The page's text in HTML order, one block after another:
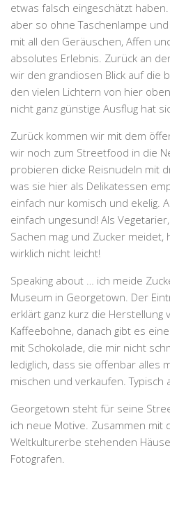
etwas falsch eingeschätzt
aber so ohne Taschenlampe
mit all den Geräuschen, Affen
absolutes Erlebnis. Zurück an
wir den grandiosen Blick auf die
den vielen Lichtern von hier
nicht ganz günstige Ausflug hat
Zurück kommen wir mit dem
wir noch zum Streetfood in die
probieren dicke Reisnudeln mit
was sie hier als Delikatessen
einfach nur komisch und ekelig.
einfach ungesund! Als
Sachen mag und Zucker meidet,
wirklich nicht leicht!
Speaking about … ich meide
Museum in Georgetown. Der
erklärt ganz kurz die Herstellung
Kaffeebohne, danach gibt es
mit Schokolade, die mir nicht
lediglich, dass sie offenbar alles
mischen und verkaufen. Typisch
Georgetown steht für seine
ich neue Motive. Zusammen mit
Weltkulturerbe stehenden
Fotografen.